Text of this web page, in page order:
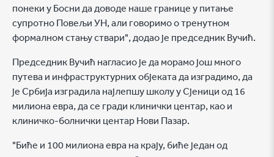
понеки у Босни да доводе наше границе у питање
супротно Повељи УН, али говоримо о тренутном
формалном стању ствари", додао је председник Вучић.
Председник Вучић нагласио је да морамо још много
путева и инфраструктурних објеката да изградимо, да
је Србија изградила најлепшу школу у Сјеници од 16
милиона евра, да се гради клинички центар, као и
клиничко-болнички центар Нови Пазар.
"Биће и 100 милиона евра на крају, биће један од